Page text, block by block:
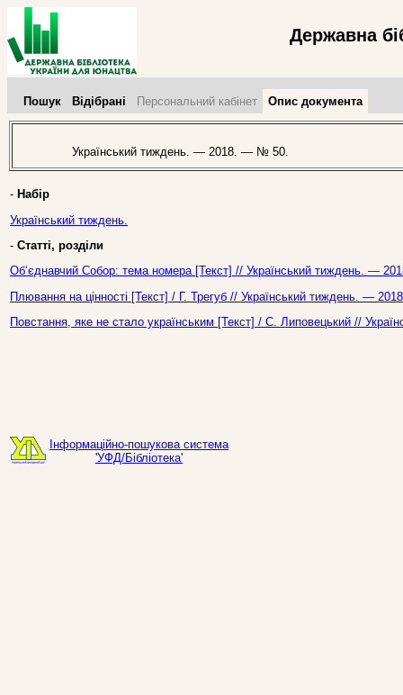
Державна
Пошук Відібрані Персональний кабінет Опис документа
Український тиждень. — 2018. — № 50.
- Набір
Український тиждень.
- Статті, розділи
Об‘єднавчий Собор: тема номера [Текст] // Український тиждень. —
Плювання на цінності [Текст] / Г. Трегуб // Український тиждень. —
Повстання, яке не стало українським [Текст] / С. Липовецький //
Інформаційно-пошукова система
'УФД/Бібліотека'